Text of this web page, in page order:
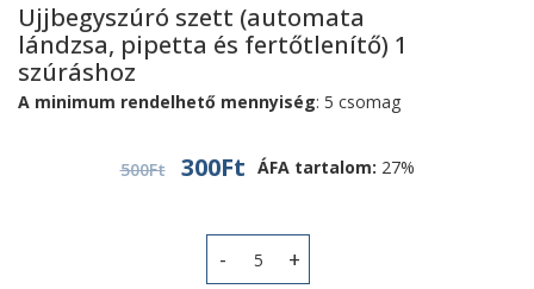
Ujjbegyszúró szett (automata
lándzsa, pipetta és fertőtlenítő) 1
szúráshoz
A minimum rendelhető mennyiség: 5 csomag
500Ft
Original
was:
500Ft.
300FtCurrent
is:
300Ft.
ÁFA tartalom: 27%
Ujjbegyszúró szett (automata